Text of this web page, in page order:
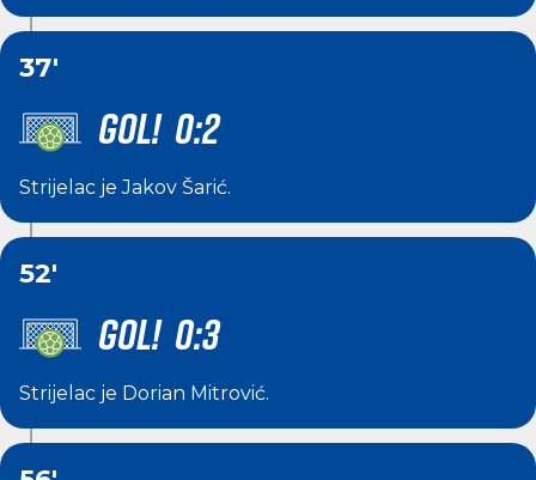
37'
GOL! 0:2
Strijelac jeJakov Šarić.
52'
GOL! 0:3
Strijelac je Dorian Mitrović.